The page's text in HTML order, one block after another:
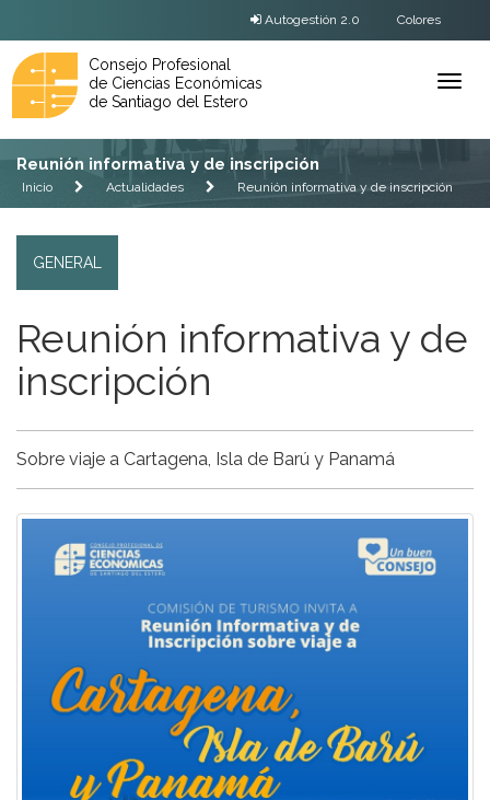
Autogestión 2.0 Colores
Ver
Consejo Profesional
de Ciencias Económicas
de Santiago del Estero
Reunión informativa y de inscripción
Inicio Actualidades Reunión informativa y de inscripción
GENERAL
Reunión informativa y de
inscripción
Sobre viaje a Cartagena, Isla de Barú y Panamá